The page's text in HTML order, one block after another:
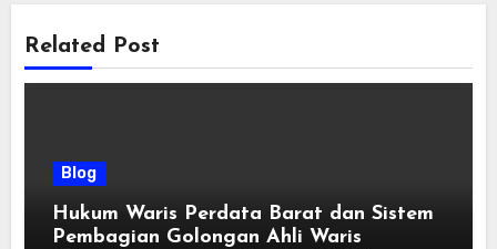
Related Post
Blog
Hukum Waris Perdata Barat dan Sistem
Pembagian Golongan Ahli Waris